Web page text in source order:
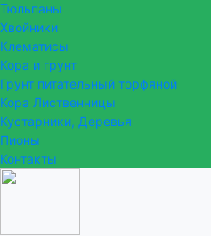
Тюльпаны
Хвойники
Клематисы
Кора и грунт
Грунт питательный торфяной
Кора Лиственницы
Кустарники, Деревья
Пионы
Контакты